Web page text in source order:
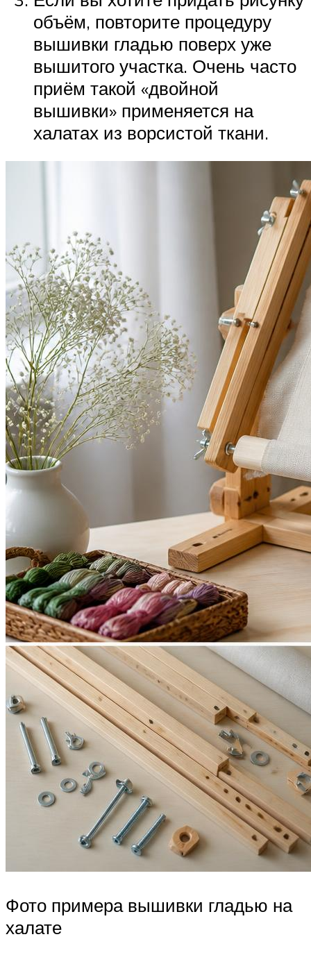
объём, повторите процедуру
вышивки гладью поверх уже
вышитого участка. Очень часто
приём такой «двойной
вышивки» применяется на
халатах из ворсистой ткани.
Фото примера вышивки гладью на
халате